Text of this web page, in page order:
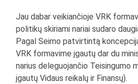
Jau dabar veikiančioje VRK
politikų skiriami nariai sudaro
Pagal Seimo patvirtintą
VRK formavime įgautų dar du
narius deleguojančio Teisingumo
įgautų Vidaus reikalų ir Finansų).